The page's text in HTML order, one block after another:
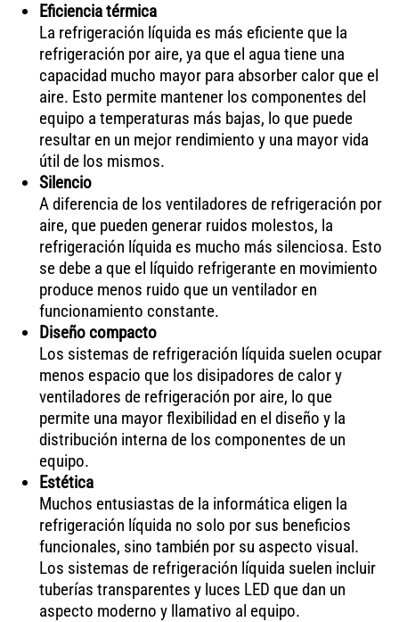
Eficiencia térmica
La refrigeración líquida es más eficiente que la
refrigeración por aire, ya que el agua tiene una
capacidad mucho mayor para absorber calor que el
aire. Esto permite mantener los componentes del
equipo a temperaturas más bajas, lo que puede
resultar en un mejor rendimiento y una mayor vida
útil de los mismos.
Silencio
A diferencia de los ventiladores de refrigeración por
aire, que pueden generar ruidos molestos, la
refrigeración líquida es mucho más silenciosa. Esto
se debe a que el líquido refrigerante en movimiento
produce menos ruido que un ventilador en
funcionamiento constante.
Diseño compacto
Los sistemas de refrigeración líquida suelen ocupar
menos espacio que los disipadores de calor y
ventiladores de refrigeración por aire, lo que
permite una mayor flexibilidad en el diseño y la
distribución interna de los componentes de un
equipo.
Estética
Muchos entusiastas de la informática eligen la
refrigeración líquida no solo por sus beneficios
funcionales, sino también por su aspecto visual.
Los sistemas de refrigeración líquida suelen incluir
tuberías transparentes y luces LED que dan un
aspecto moderno y llamativo al equipo.